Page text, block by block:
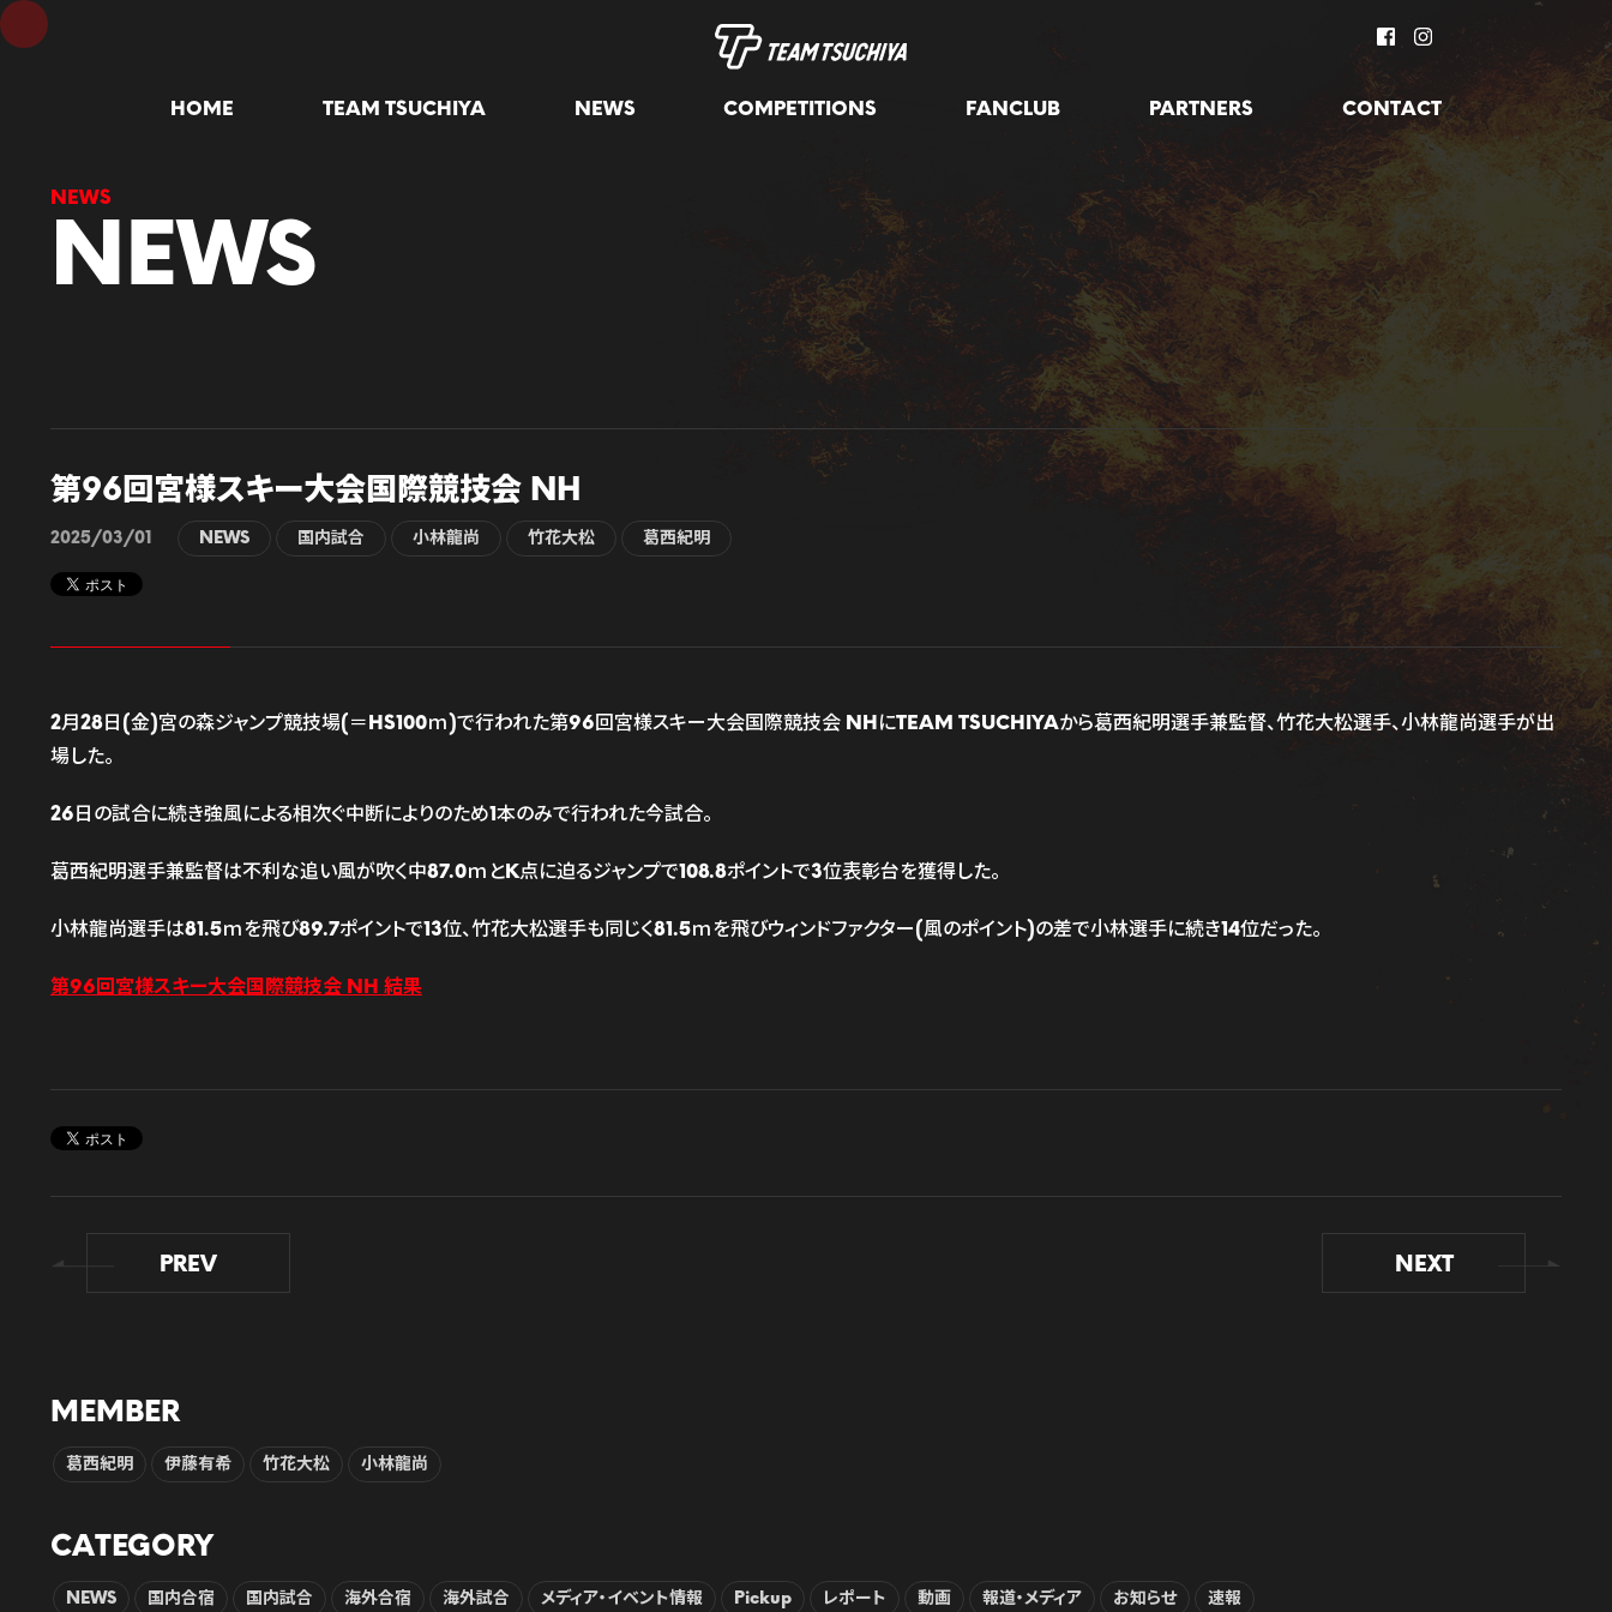
HOME TEAM TSUCHIYA NEWS COMPETITIONS FANCLUB PARTNERS CONTACT
NEWS
第96回宮様スキー大会国際競技会 NH
2025/03/01 NEWS 国内試合 小林龍尚 竹花大松 葛西紀明
2月28日(金)宮の森ジャンプ競技場(＝HS100ｍ)で行われた第96回宮様スキー大会国際競技会 NHにTEAM TSUCHIYAから葛西紀明選手兼監督、竹花大松選手、小林龍尚選手が出
場した。
26日の試合に続き強風による相次ぐ中断によりのため1本のみで行われた今試合。
葛西紀明選手兼監督は不利な追い風が吹く中87.0ｍとK点に迫るジャンプで108.8ポイントで3位表彰台を獲得した。
小林龍尚選手は81.5ｍを飛び89.7ポイントで13位、竹花大松選手も同じく81.5ｍを飛びウィンドファクター(風のポイント)の差で小林選手に続き14位だった。
第96回宮様スキー大会国際競技会 NH 結果
PREV NEXT
MEMBER
葛西紀明 伊藤有希 竹花大松 小林龍尚
CATEGORY
NEWS 国内合宿 国内試合 海外合宿 海外試合 メディア・イベント情報 Pickup レポート 動画 報道・メディア お知らせ 速報